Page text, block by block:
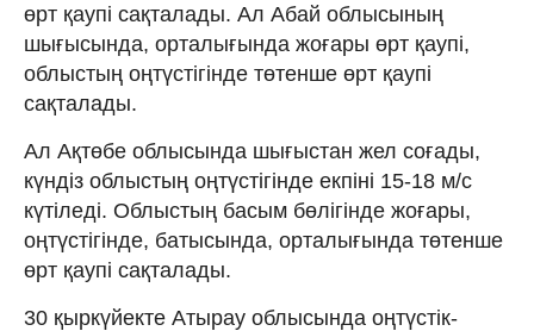
өрт қаупі сақталады. Ал Абай облысының
шығысында, орталығында жоғары өрт қаупі,
облыстың оңтүстігінде төтенше өрт қаупі
сақталады.
Ал Ақтөбе облысында шығыстан жел соғады,
күндіз облыстың оңтүстігінде екпіні 15-18 м/с
күтіледі. Облыстың басым бөлігінде жоғары,
оңтүстігінде, батысында, орталығында төтенше
өрт қаупі сақталады.
30 қыркүйекте Атырау облысында оңтүстік-